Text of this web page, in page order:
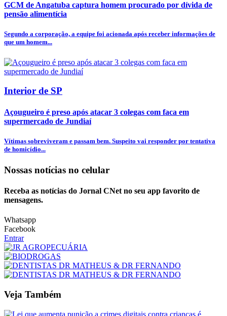
GCM de Angatuba captura homem procurado por dívida de
pensão alimentícia
Segundo a corporação, a equipe foi acionada após receber informações de
que um homem...
Interior de SP
Açougueiro é preso após atacar 3 colegas com faca em
supermercado de Jundiaí
Vítimas sobreviveram e passam bem. Suspeito vai responder por tentativa
de homicídio...
Nossas notícias no celular
Receba as notícias do Jornal CNet no seu app favorito de
mensagens.
Whatsapp
Facebook
Entrar
Veja Também